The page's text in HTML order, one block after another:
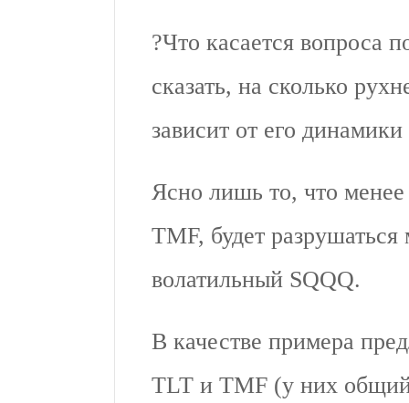
?Что касается вопроса
сказать, на сколько
зависит от его динамики
Ясно лишь то, что
TMF, будет
волатильный SQQQ.
В качестве примера
TLT и TMF (у них